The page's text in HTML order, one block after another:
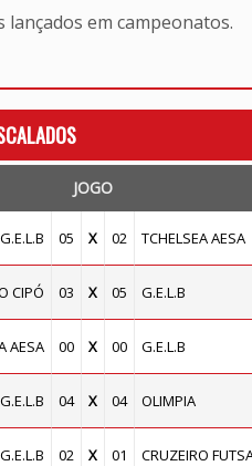
em campeonatos.
JOGO
G.E.L.B 05 X 02 TCHELSEA AESA
CIPÓ 03 X 05 G.E.L.B
AESA 00 X 00 G.E.L.B
G.E.L.B 04 X 04 OLIMPIA
G.E.L.B 02 X 01 CRUZEIRO